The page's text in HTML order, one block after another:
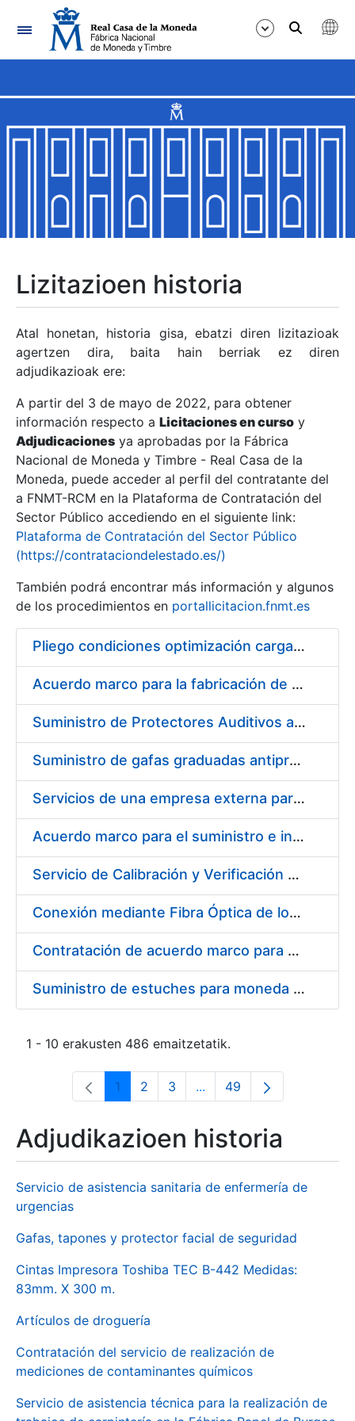
Nabigazioa
Erakutsi/Ezkutatu
Erakutsi/Ezkutatu
Erakutsi/Ezkutatu
Erakutsi/Ezkutatu
Erakutsi/Ezkutatu
Erakutsi/Ezkutatu
Erakutsi/Ezkutatu
Erakutsi/Ezkutatu
Lizitazioen historia
Atal honetan, historia gisa, ebatzi diren lizitazioak
agertzen dira, baita hain berriak ez diren
adjudikazioak ere:
A partir del 3 de mayo de 2022, para obtener
información respecto a Licitaciones en curso y
Adjudicaciones ya aprobadas por la Fábrica
Nacional de Moneda y Timbre - Real Casa de la
Moneda, puede acceder al perfil del contratante del
a FNMT-RCM en la Plataforma de Contratación del
Sector Público accediendo en el siguiente link:
Plataforma de Contratación del Sector Público
(https://contrataciondelestado.es/)
También podrá encontrar más información y algunos
de los procedimientos en portallicitacion.fnmt.es
Pliego condiciones optimización cargas compras firmado
Acuerdo marco para la fabricación de piezas
Suministro de Protectores Auditivos a medida para las personas trabajadoras de los Centros de Trabajo de Madrid y Burgos
Suministro de gafas graduadas antiproyecciones para los trabajadores de la FNMT-RCM en los centros de trabajo de Madrid y Burgos
Servicios de una empresa externa para el asesoramiento y resolución de los recursos de alzada que se presentan relacionados con procesos de selección para la FNMT-RCM
Acuerdo marco para el suministro e instalación de persianas, estores y otros complementos
Servicio de Calibración y Verificación Externa de los Equipos de Medición del Servicio de Prevención de la FNMT-RCM
Conexión mediante Fibra Óptica de los Centros de Proceso de Datos (CPDs) de las sedes de la FNMT-RCM de Burgos y Madrid
Contratación de acuerdo marco para el Suministro de Material de Electricidad para la Fábrica Nacional de Moneda y Timbre-Real Casa de la Moneda en su centro de trabajo de Burgos
Suministro de estuches para moneda de 30 €
1 - 10 erakusten 486 emaitzetatik.
Orrialdea
1 Orrialdea
2 Orrialdea
3 ...Intermediate Pages Use
Orrialdea
49
Adjudikazioen historia
Servicio de asistencia sanitaria de enfermería de
urgencias
Gafas, tapones y protector facial de seguridad
Cintas Impresora Toshiba TEC B-442 Medidas:
83mm. X 300 m.
Artículos de droguería
Contratación del servicio de realización de
mediciones de contaminantes químicos
Servicio de asistencia técnica para la realización de